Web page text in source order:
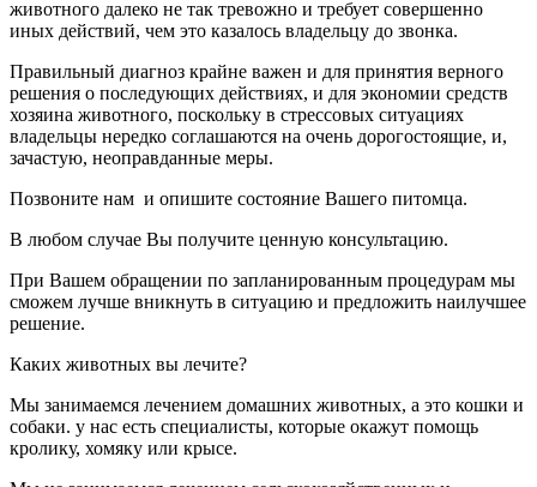
животного далеко не так тревожно и требует совершенно
иных действий, чем это казалось владельцу до звонка.
Правильный диагноз крайне важен и для принятия верного
решения о последующих действиях, и для экономии средств
хозяина животного, поскольку в стрессовых ситуациях
владельцы нередко соглашаются на очень дорогостоящие, и,
зачастую, неоправданные меры.
Позвоните нам и опишите состояние Вашего питомца.
В любом случае Вы получите ценную консультацию.
При Вашем обращении по запланированным процедурам мы
сможем лучше вникнуть в ситуацию и предложить наилучшее
решение.
Каких животных вы лечите?
Мы занимаемся лечением домашних животных, а это кошки и
собаки. у нас есть специалисты, которые окажут помощь
кролику, хомяку или крысе.